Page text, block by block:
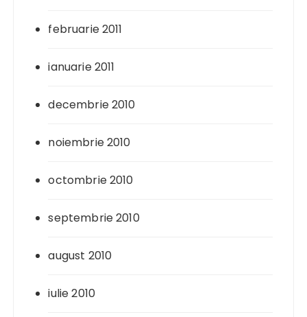
februarie 2011
ianuarie 2011
decembrie 2010
noiembrie 2010
octombrie 2010
septembrie 2010
august 2010
iulie 2010